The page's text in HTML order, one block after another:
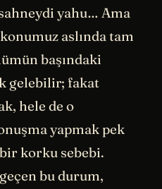
yahu… Ama
aslında tam
başındaki
gelebilir; fakat
hele de o
yapmak pek
korku sebebi.
bu durum,